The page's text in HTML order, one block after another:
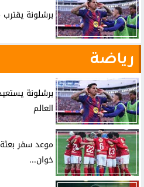
برشلونة
رياضة
برشلونة
العالم
موعد سفر
خوان...